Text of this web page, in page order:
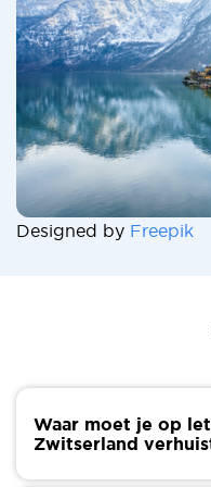
Designed by Freepik
Waar moet je op
Zwitserland